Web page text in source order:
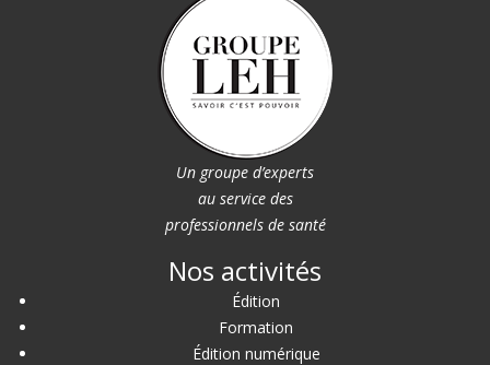
Un groupe d’experts
au service des
professionnels de santé
Nos activités
Édition
Formation
Édition numérique